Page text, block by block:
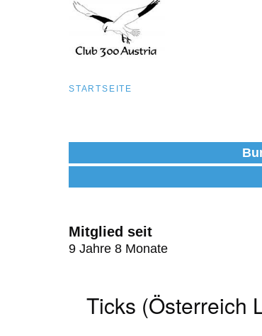
Pfadnavigation
STARTSEITE
Mitglied seit
9 Jahre 8 Monate
Ticks (Österreich